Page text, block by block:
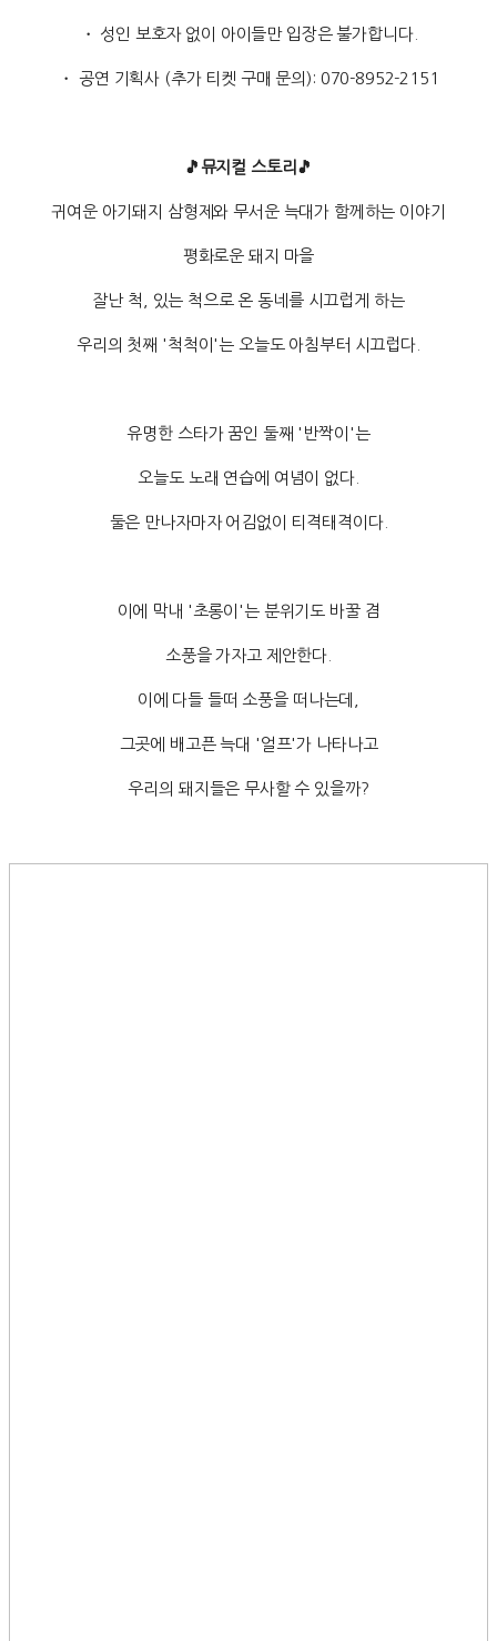
・ 성인 보호자 없이 아이들만 입장은 불가합니다.
・ 공연 기획사 (추가 티켓 구매 문의): 070-8952-2151
🎵뮤지컬 스토리🎵
귀여운 아기돼지 삼형제와 무서운 늑대가 함께하는 이야기
평화로운 돼지 마을
잘난 척, 있는 척으로 온 동네를 시끄럽게 하는
우리의 첫째 '척척이'는 오늘도 아침부터 시끄럽다.
유명한 스타가 꿈인 둘째 '반짝이'는
오늘도 노래 연습에 여념이 없다.
둘은 만나자마자 어김없이 티격태격이다.
이에 막내 '초롱이'는 분위기도 바꿀 겸
소풍을 가자고 제안한다.
이에 다들 들떠 소풍을 떠나는데,
그곳에 배고픈 늑대 '얼프'가 나타나고
우리의 돼지들은 무사할 수 있을까?